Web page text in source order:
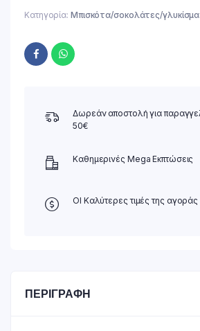
Κατηγορία: Μπισκότα/σοκολάτες/
Δωρεάν αποστολή για
50€
Καθημερινές Mega Εκπτώσεις
ΟΙ Καλύτερες τιμές της αγοράς
ΠΕΡΙΓΡΑΦΉ